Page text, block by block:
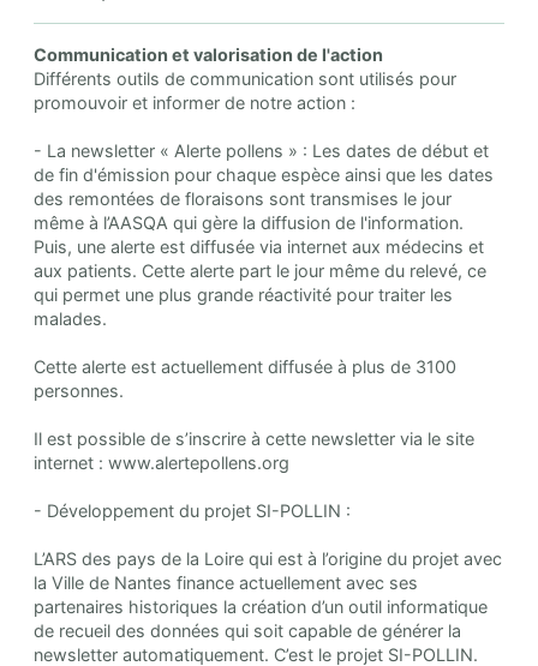
Communication et valorisation de l'action
Différents outils de communication sont utilisés pour
promouvoir et informer de notre action :
- La newsletter « Alerte pollens » : Les dates de début et
de fin d'émission pour chaque espèce ainsi que les dates
des remontées de floraisons sont transmises le jour
même à l’AASQA qui gère la diffusion de l'information.
Puis, une alerte est diffusée via internet aux médecins et
aux patients. Cette alerte part le jour même du relevé, ce
qui permet une plus grande réactivité pour traiter les
malades.
Cette alerte est actuellement diffusée à plus de 3100
personnes.
Il est possible de s’inscrire à cette newsletter via le site
internet : www.alertepollens.org
- Développement du projet SI-POLLIN :
L’ARS des pays de la Loire qui est à l’origine du projet avec
la Ville de Nantes finance actuellement avec ses
partenaires historiques la création d’un outil informatique
de recueil des données qui soit capable de générer la
newsletter automatiquement. C’est le projet SI-POLLIN.